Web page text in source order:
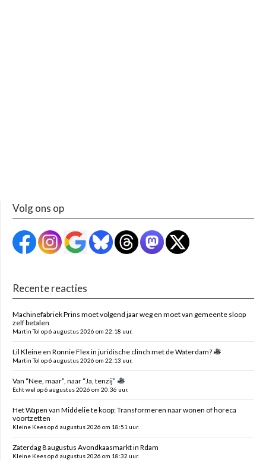
Volg ons op
Recente reacties
Machinefabriek Prins moet volgend jaar weg en moet van gemeente sloop
zelf betalen
Martin Tol op 6 augustus 2026 om 22:18 uur.
Lil Kleine en Ronnie Flex in juridische clinch met de Waterdam?
Martin Tol op 6 augustus 2026 om 22:13 uur.
Van “Nee, maar”, naar “Ja, tenzij”
Echt wel op 6 augustus 2026 om 20:36 uur.
Het Wapen van Middelie te koop: Transformeren naar wonen of horeca
voortzetten
Kleine Kees op 6 augustus 2026 om 18:51 uur.
Zaterdag 8 augustus Avondkaasmarkt in Rdam
Kleine Kees op 6 augustus 2026 om 18:32 uur.